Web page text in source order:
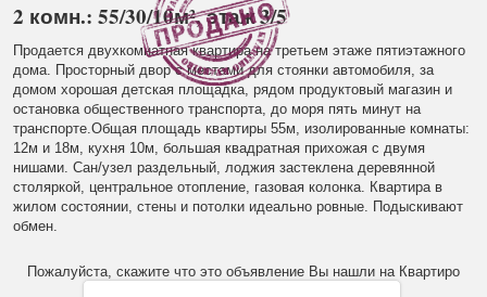
2 комн.: 55/30/10м², этаж 3/5
Продается двухкомнатная квартира на третьем этаже пятиэтажного
дома. Просторный двор с местами для стоянки автомобиля, за
домом хорошая детская площадка, рядом продуктовый магазин и
остановка общественного транспорта, до моря пять минут на
транспорте.Общая площадь квартиры 55м, изолированные комнаты:
12м и 18м, кухня 10м, большая квадратная прихожая с двумя
нишами. Сан/узел раздельный, лоджия застеклена деревянной
столяркой, центральное отопление, газовая колонка. Квартира в
жилом состоянии, стены и потолки идеально ровные. Подыскивают
обмен.
Пожалуйста, скажите что это объявление Вы нашли на Квартиро